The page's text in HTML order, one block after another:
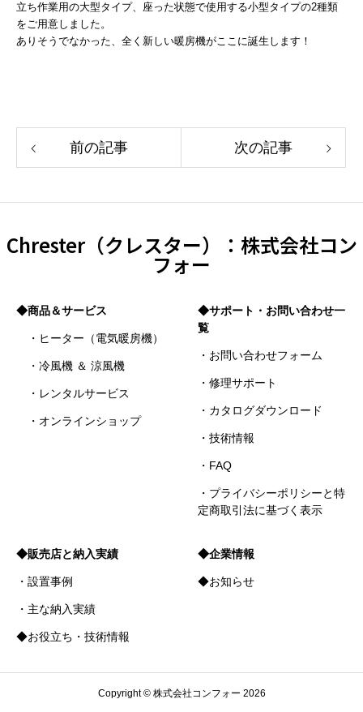
立ち作業用の大型タイプ、座った状態で使用する小型タイプの2種類
をご用意しました。
ありそうでなかった、全く新しい暖房機がここに誕生します！
前の記事 次の記事
Chrester（クレスター）：株式会社コン
フォー
◆商品＆サービス
・ヒーター（電気暖房機）
・冷風機 ＆ 涼風機
・レンタルサービス
・オンラインショップ
◆サポート・お問い合わせ一
覧
・お問い合わせフォーム
・修理サポート
・カタログダウンロード
・技術情報
・FAQ
・プライバシーポリシーと特
定商取引法に基づく表示
◆販売店と納入実績
・設置事例
・主な納入実績
◆お役立ち・技術情報
◆企業情報
◆お知らせ
Copyright © 株式会社コンフォー 2026